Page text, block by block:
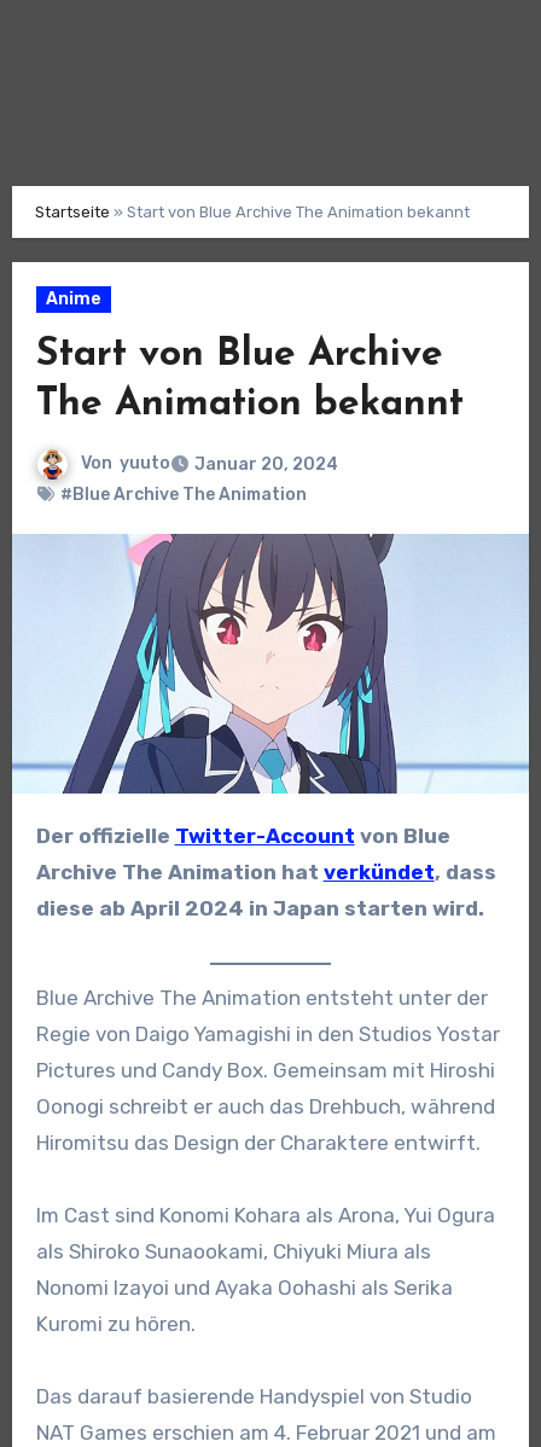
Startseite » Start von Blue Archive The Animation bekannt
Anime
Start von Blue Archive
The Animation bekannt
Von yuuto
Januar 20, 2024
#Blue Archive The Animation
Der offizielle Twitter-Account von Blue
Archive The Animation hat verkündet, dass
diese ab April 2024 in Japan starten wird.
Blue Archive The Animation entsteht unter der
Regie von Daigo Yamagishi in den Studios Yostar
Pictures und Candy Box. Gemeinsam mit Hiroshi
Oonogi schreibt er auch das Drehbuch, während
Hiromitsu das Design der Charaktere entwirft.
Im Cast sind Konomi Kohara als Arona, Yui Ogura
als Shiroko Sunaookami, Chiyuki Miura als
Nonomi Izayoi und Ayaka Oohashi als Serika
Kuromi zu hören.
Das darauf basierende Handyspiel von Studio
NAT Games erschien am 4. Februar 2021 und am